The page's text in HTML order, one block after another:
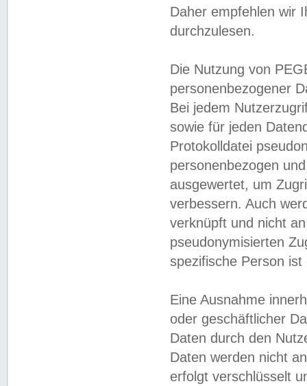
Daher empfehlen wir
durchzulesen.
Die Nutzung von
personenbezogener
Bei jedem
sowie für jeden
Protokolldatei
personenbezogen
ausgewertet, um
verbessern. Auch
verknüpft und nicht
pseudonymisierten
spezifische Person
Eine Ausnahme
oder geschäftlicher
Daten durch den
Daten werden nicht
erfolgt verschlüsselt